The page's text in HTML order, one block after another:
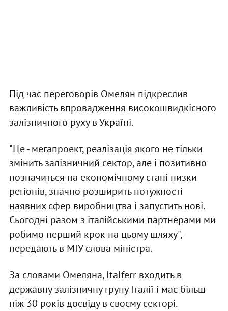
Під час переговорів Омелян підкреслив
важливість впровадження високошвидкісного
залізничного руху в Україні.
"Це - мегапроект, реалізація якого не тільки
змінить залізничний сектор, але і позитивно
позначиться на економічному стані низки
регіонів, значно розширить потужності
наявних сфер виробництва і запустить нові.
Сьогодні разом з італійськими партнерами ми
робимо перший крок на цьому шляху", -
передають в МІУ слова міністра.
За словами Омеляна, Italferr входить в
державну залізничну групу Італії і має більш
ніж 30 років досвіду в своєму секторі.